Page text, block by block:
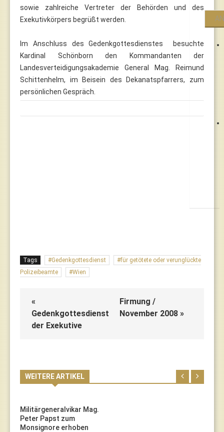
sowie zahlreiche Vertreter der Behörden und des
Exekutivkörpers begrüßt werden.
Im Anschluss des Gedenkgottesdienstes besuchte
Kardinal Schönborn den Kommandanten der
Landesverteidigungsakademie General Mag. Reimund
Schittenhelm, im Beisein des Dekanatspfarrers, zum
persönlichen Gespräch.
Tags Gedenkgottesdienst
für getötete oder verunglückte
Polizeibeamte
Wien
«
Gedenkgottesdienst
der Exekutive
Firmung /
November 2008 »
WEITERE ARTIKEL
Militärgeneralvikar Mag.
Peter Papst zum
Monsignore erhoben